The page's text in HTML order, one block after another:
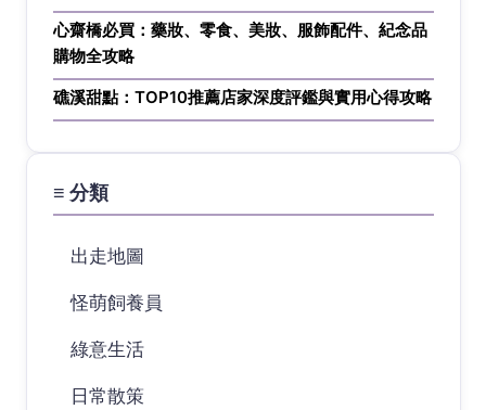
心齋橋必買：藥妝、零食、美妝、服飾配件、紀念品
購物全攻略
礁溪甜點：TOP10推薦店家深度評鑑與實用心得攻略
≡ 分類
出走地圖
怪萌飼養員
綠意生活
日常散策